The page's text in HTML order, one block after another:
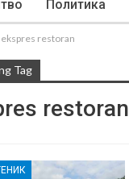
Политика
ekspres restoran
Tag
restoran